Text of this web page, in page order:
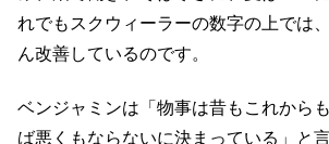
れでもスクウィーラーの数字の上では
ん改善しているのです。
ベンジャミンは「物事は昔もこれから
ば悪くもならないに決まっている」と